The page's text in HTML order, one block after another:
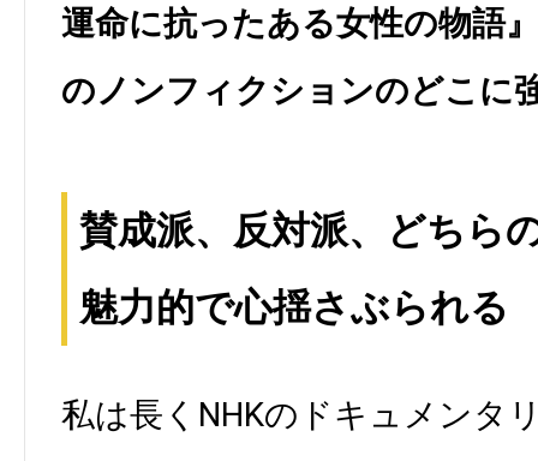
運命に抗ったある女性の物語
のノンフィクションのどこに
賛成派、反対派、どちら
魅力的で心揺さぶられる
私は長くNHKのドキュメンタ